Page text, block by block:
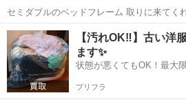
セミダブルのベッドフレーム 取りに来てく
フレームは一部コーナーガードつけていま
も大丈夫です。
東京 文京区 巣鴨駅 ベッド
【汚れOK‼️】古い洋
ます✨
状態が悪くてもOK！最大
プリフラ